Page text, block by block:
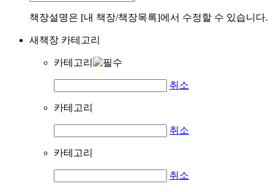
책장설명은 [내 책장/책장목록]에서 수정할 수 있습니다.
새책장 카테고리
카테고리
취소
카테고리
취소
카테고리
취소